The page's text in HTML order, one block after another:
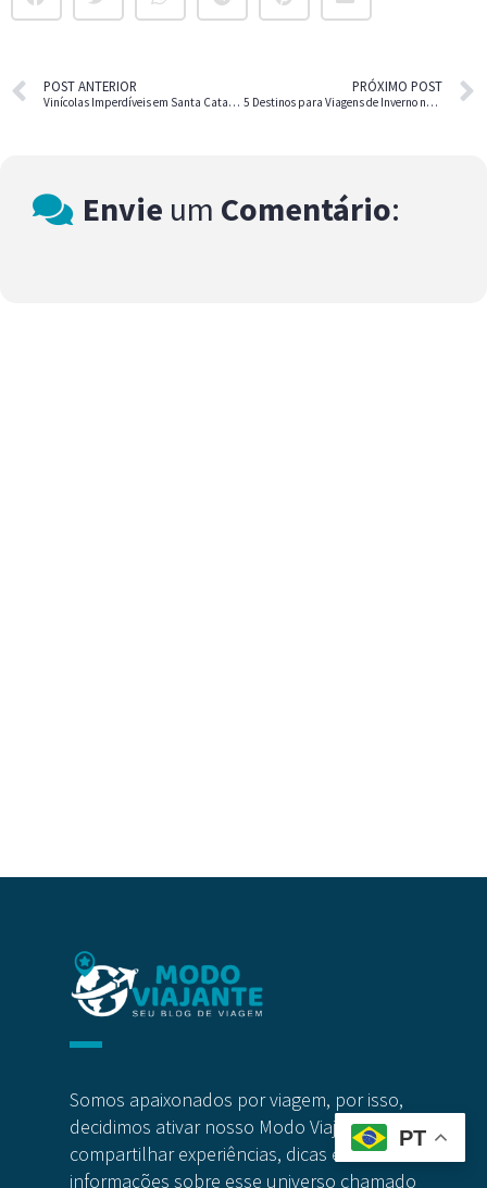
POST ANTERIOR
Vinícolas Imperdíveis em Santa Catarina
PRÓXIMO POST
5 Destinos para Viagens de Inverno no Brasil e no Mundo
Envie um Comentário:
Somos apaixonados por viagem, por isso,
decidimos ativar nosso Modo Viajante e
compartilhar experiências, dicas e
informações sobre esse universo chamado
PT